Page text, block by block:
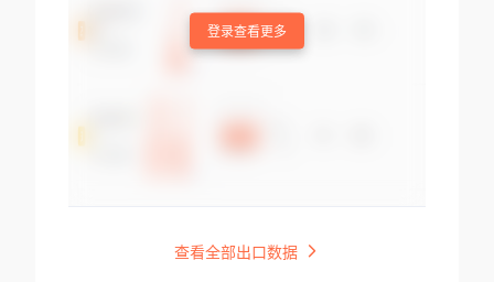
登录查看更多
查看全部出口数据